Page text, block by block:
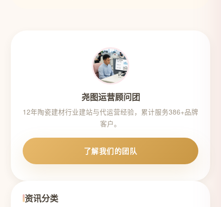
尧图运营顾问团
12年陶瓷建材行业建站与代运营经验，累计服务386+品牌
客户。
了解我们的团队
资讯分类